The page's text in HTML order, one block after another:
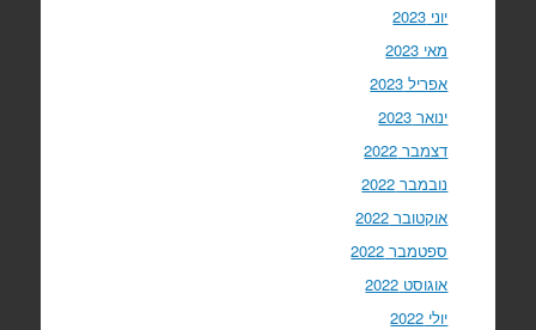
יוני 2023
מאי 2023
אפריל 2023
ינואר 2023
דצמבר 2022
נובמבר 2022
אוקטובר 2022
ספטמבר 2022
אוגוסט 2022
יולי 2022